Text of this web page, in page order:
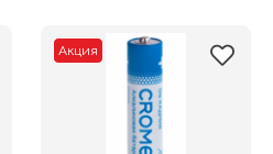
Акция